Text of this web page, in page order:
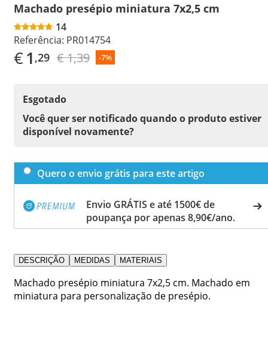
Machado presépio miniatura 7x2,5 cm
14
Referência: PR014754
€1 ,29 € 1,39 -7%
Esgotado
Você quer ser notificado quando o produto estiver
disponível novamente?
Quero o envio grátis para este artigo
Envio GRÁTIS e até 1500€ de
poupança por apenas 8,90€/ano.
DESCRIÇÃO MEDIDAS MATERIAIS
Machado presépio miniatura 7x2,5 cm. Machado em
miniatura para personalização de presépio.